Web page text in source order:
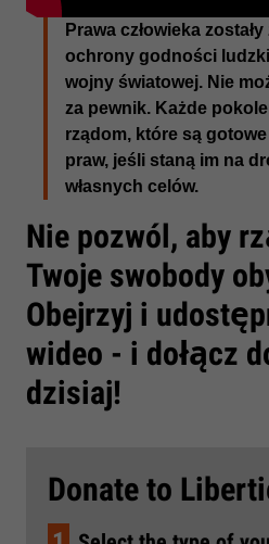
Prawa człowieka
ochrony godności
wojny światowej. Nie
za pewnik. Każde
rządom, które są
praw, jeśli staną im na
własnych celów.
Nie pozwól, aby
Twoje swobody
Obejrzyj i
wideo - i dołącz
dzisiaj!
Donate to